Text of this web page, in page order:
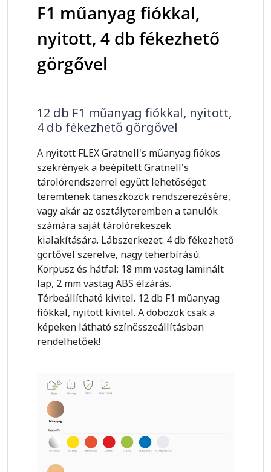
F1 műanyag fiókkal,
nyitott, 4 db fékezhető
görgővel
12 db F1 műanyag fiókkal, nyitott,
4 db fékezhető görgővel
A nyitott FLEX Gratnell's műanyag fiókos
szekrények a beépített Gratnell's
tárolórendszerrel együtt lehetőséget
teremtenek taneszközök rendszerezésére,
vagy akár az osztályteremben a tanulók
számára saját tárolórekeszek
kialakítására. Lábszerkezet: 4 db fékezhető
görtővel szerelve, nagy teherbírású.
Korpusz és hátfal: 18 mm vastag laminált
lap, 2 mm vastag ABS élzárás.
Térbeállítható kivitel. 12 db F1 műanyag
fiókkal, nyitott kivitel. A dobozok csak a
képeken látható színösszeállításban
rendelhetőek!